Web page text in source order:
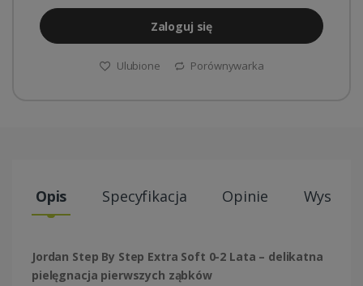
Zaloguj się
Ulubione Porównywarka
Opis Specyfikacja Opinie Wysyłki
Jordan Step By Step Extra Soft 0-2 Lata – delikatna
pielęgnacja pierwszych ząbków